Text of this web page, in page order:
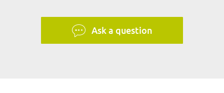
Ask a question